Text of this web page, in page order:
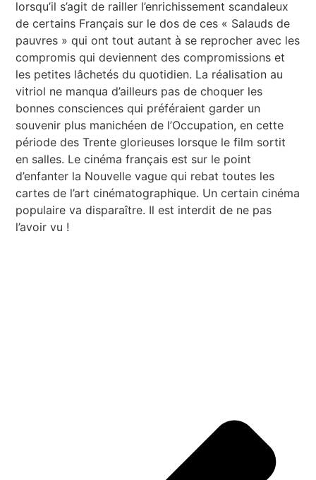
lorsqu’il s’agit de railler l’enrichissement scandaleux
de certains Français sur le dos de ces « Salauds de
pauvres » qui ont tout autant à se reprocher avec les
compromis qui deviennent des compromissions et
les petites lâchetés du quotidien. La réalisation au
vitriol ne manqua d’ailleurs pas de choquer les
bonnes consciences qui préféraient garder un
souvenir plus manichéen de l’Occupation, en cette
période des Trente glorieuses lorsque le film sortit
en salles. Le cinéma français est sur le point
d’enfanter la Nouvelle vague qui rebat toutes les
cartes de l’art cinématographique. Un certain cinéma
populaire va disparaître. Il est interdit de ne pas
l’avoir vu !